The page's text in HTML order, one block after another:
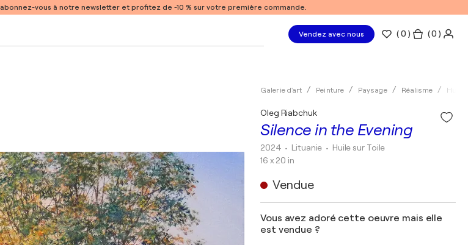
abonnez-vous à notre newsletter et profitez de -10 % sur votre première commande.
Vendez avec nous (0 ) ( 0 )
Galerie d'art Peinture Paysage Réalisme Huile
Silence in the Evening
Oleg Riabchuk
2024 • Lituanie • Huile sur Toile
16 x 20 in
Vendue
Vous avez adoré cette oeuvre mais elle
est vendue ?